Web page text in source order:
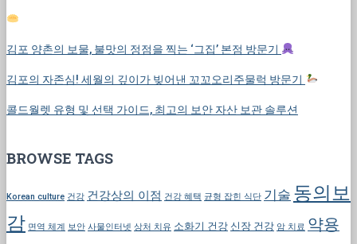
김포 양촌의 보물, 불맛의 정점을 찍는 ‘그집’ 본점 방문기
김포의 자존심! 세월의 깊이가 빚어낸 꼬꼬오리주물럭 방문기
콜드월렛 유형 및 선택 가이드, 최고의 보안 자산 보관 솔루션
BROWSE TAGS
Korean culture 건강 건강상의 이점 건강 혜택 균형 잡힌 식단 기술 동의보
감 면역 체계 보안 사물인터넷 상처 치유 소화기 건강 신장 건강 암 치료 약용